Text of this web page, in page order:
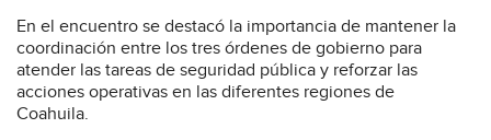
En el encuentro se destacó la importancia de mantener la
coordinación entre los tres órdenes de gobierno para
atender las tareas de seguridad pública y reforzar las
acciones operativas en las diferentes regiones de
Coahuila.